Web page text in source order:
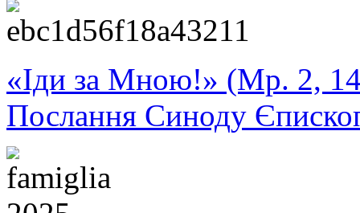
«Іди за Мною!» (Мр. 2,
Послання Синоду